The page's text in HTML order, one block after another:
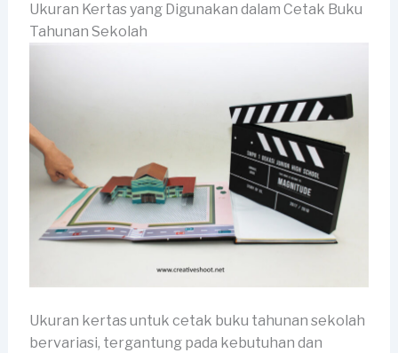
Ukuran Kertas yang Digunakan dalam Cetak Buku
Tahunan Sekolah
Ukuran kertas untuk cetak buku tahunan sekolah
bervariasi, tergantung pada kebutuhan dan